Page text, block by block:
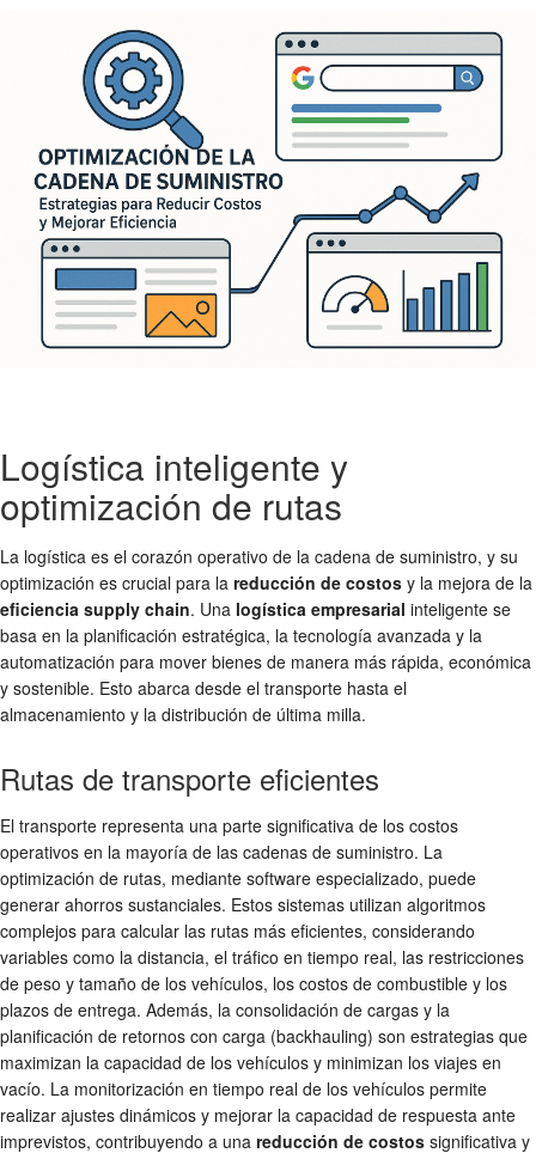
Logística inteligente y
optimización de rutas
La logística es el corazón operativo de la cadena de suministro, y su
optimización es crucial para la reducción de costos y la mejora de la
eficiencia supply chain. Una logística empresarial inteligente se
basa en la planificación estratégica, la tecnología avanzada y la
automatización para mover bienes de manera más rápida, económica
y sostenible. Esto abarca desde el transporte hasta el
almacenamiento y la distribución de última milla.
Rutas de transporte eficientes
El transporte representa una parte significativa de los costos
operativos en la mayoría de las cadenas de suministro. La
optimización de rutas, mediante software especializado, puede
generar ahorros sustanciales. Estos sistemas utilizan algoritmos
complejos para calcular las rutas más eficientes, considerando
variables como la distancia, el tráfico en tiempo real, las restricciones
de peso y tamaño de los vehículos, los costos de combustible y los
plazos de entrega. Además, la consolidación de cargas y la
planificación de retornos con carga (backhauling) son estrategias que
maximizan la capacidad de los vehículos y minimizan los viajes en
vacío. La monitorización en tiempo real de los vehículos permite
realizar ajustes dinámicos y mejorar la capacidad de respuesta ante
imprevistos, contribuyendo a una reducción de costos significativa y